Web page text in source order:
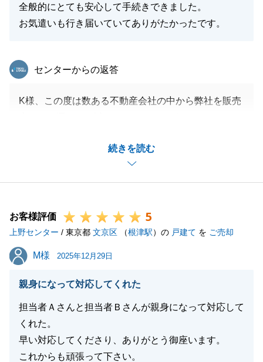
全般的にとても安心して手続きできました。
お気遣いも行き届いていてありがたかったです。
続きを読む
東急リバブル
センターからの返答
K様、この度は数ある不動産会社の中から弊社を販売
と、大変嬉しく光栄に思っております。
今後、不動産に関する事でお困りのことがございまし
たらお気軽にご相談下さいませ。
今後とも末永いお付き合いのほど、宜しくお願いいた
します。
閉じる
お客様評価 5
上野センター / 東京都 文京区 （根津駅）の 戸建て を ご売却
M様
M様 2025年12月29日
親身になって対応してくれた
担当者Ａさんと担当者Ｂさんが親身になって対応して
くれた。
早い対応してくださり、ありがとう御座います。
これからも頑張って下さい。